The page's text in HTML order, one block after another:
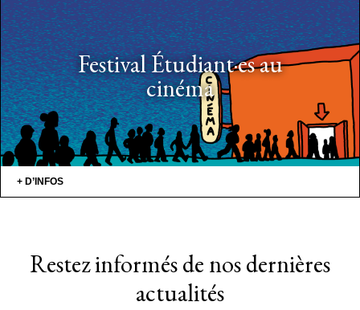
Festival Étudiant·es au
cinéma
+ D’INFOS
Restez informés de nos dernières
actualités